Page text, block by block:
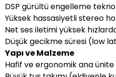
DSP gürültü engelleme
Yüksek hassasiyetli stereo
Net ses iletimi yüksek
Düşük gecikme süresi (low
Yapı ve Malzeme
Hafif ve ergonomik ana ünite